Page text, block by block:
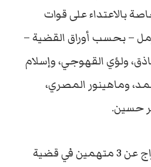
2013، والخاصة بالاعتداء على قوات
– بحسب أوراق القضية –
ولؤي القهوجي، وإسلام
وماهينور المصري،
حسين.
فيما شمل العفو الإفراج عن 3 متهمين في قضية